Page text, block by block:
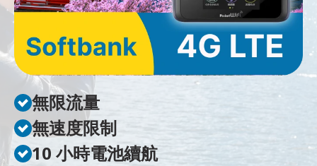
無限流量
無速度限制
10 小時電池續航